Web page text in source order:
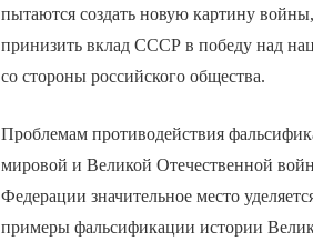
пытаются создать новую картину
принизить вклад СССР в победу над
со стороны российского общества.
Проблемам противодействия
мировой и Великой Отечественной
Федерации значительное место
примеры фальсификации истории